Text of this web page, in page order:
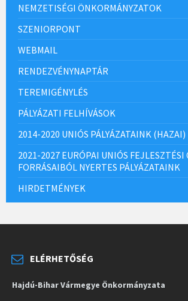
NEMZETISÉGI ÖNKORMÁNYZATOK
SZENIORPONT
WEBMAIL
RENDEZVÉNYNAPTÁR
TEREMIGÉNYLÉS
PÁLYÁZATI FELHÍVÁSOK
2014-2020 UNIÓS PÁLYÁZATAINK (HAZAI)
2021-2027 EURÓPAI UNIÓS FEJLESZTÉSI
FORRÁSAIBÓL NYERTES PÁLYÁZATAINK
HIRDETMÉNYEK
ELÉRHETŐSÉG
Hajdú-Bihar Vármegye Önkormányzata